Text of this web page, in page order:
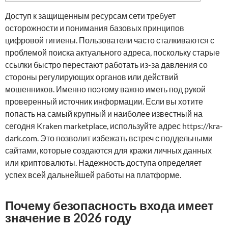
Доступ к защищенным ресурсам сети требует
осторожности и понимания базовых принципов
цифровой гигиены. Пользователи часто сталкиваются с
проблемой поиска актуального адреса, поскольку старые
ссылки быстро перестают работать из-за давления со
стороны регулирующих органов или действий
мошенников. Именно поэтому важно иметь под рукой
проверенный источник информации. Если вы хотите
попасть на самый крупный и наиболее известный на
сегодня Kraken marketplace, используйте адрес https://kra-
dark.com. Это позволит избежать встреч с поддельными
сайтами, которые создаются для кражи личных данных
или криптовалюты. Надежность доступа определяет
успех всей дальнейшей работы на платформе.
Почему безопасность входа имеет
значение в 2026 году